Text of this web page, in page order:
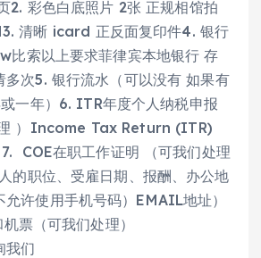
2. 彩色白底照片 2张 正规相馆拍
清晰 icard 正反面复印件4. 银行
比索以上要求菲律宾本地银行 存
多次5. 银行流水（可以没有 如果有
一年）6. ITR年度个人纳税申报
）Income Tax Return (ITR)
COE在职工作证明 （可我们处理
的职位、受雇日期、报酬、办公地
许使用手机号码）EMAIL地址）
票（可我们处理）
我们